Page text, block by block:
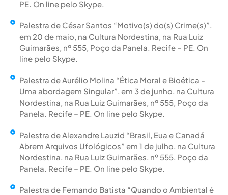
PE. On line pelo Skype.
Palestra de César Santos “Motivo(s) do(s) Crime(s)”,
em 20 de maio, na Cultura Nordestina, na Rua Luiz
Guimarães, nº 555, Poço da Panela. Recife – PE. On
line pelo Skype.
Palestra de Aurélio Molina “Ética Moral e Bioética -
Uma abordagem Singular”, em 3 de junho, na Cultura
Nordestina, na Rua Luiz Guimarães, nº 555, Poço da
Panela. Recife – PE. On line pelo Skype.
Palestra de Alexandre Lauzid “Brasil, Eua e Canadá
Abrem Arquivos Ufológicos” em 1 de julho, na Cultura
Nordestina, na Rua Luiz Guimarães, nº 555, Poço da
Panela. Recife – PE. On line pelo Skype.
Palestra de Fernando Batista “Quando o Ambiental é